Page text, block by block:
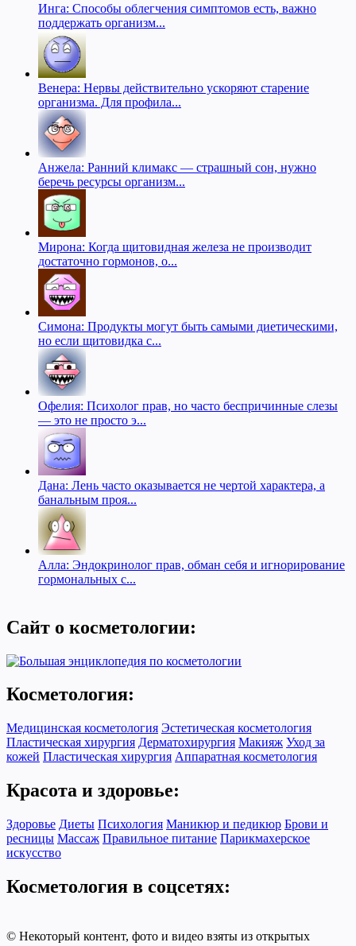
Инга: Способы облегчения симптомов есть, важно
поддержать организм...
Венера: Нервы действительно ускоряют старение
организма. Для профила...
Анжела: Ранний климакс — страшный сон, нужно
беречь ресурсы организм...
Мирона: Когда щитовидная железа не производит
достаточно гормонов, о...
Симона: Продукты могут быть самыми диетическими,
но если щитовидка с...
Офелия: Психолог прав, но часто беспричинные слезы
— это не просто э...
Дана: Лень часто оказывается не чертой характера, а
банальным проя...
Алла: Эндокринолог прав, обман себя и игнорирование
гормональных с...
Сайт о косметологии:
Косметология:
Медицинская косметология Эстетическая косметология
Пластическая хирургия Дерматохирургия Макияж Уход за
кожей Пластическая хирургия Аппаратная косметология
Красота и здоровье:
Здоровье Диеты Психология Маникюр и педикюр Брови и
ресницы Массаж Правильное питание Парикмахерское
искусство
Косметология в соцсетях:
© Некоторый контент, фото и видео взяты из открытых